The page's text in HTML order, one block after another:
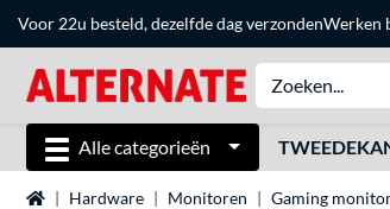
Voor 22u besteld, dezelfde dag verzondenWerken
Alle categorieën
Home Hardware Monitoren Gaming